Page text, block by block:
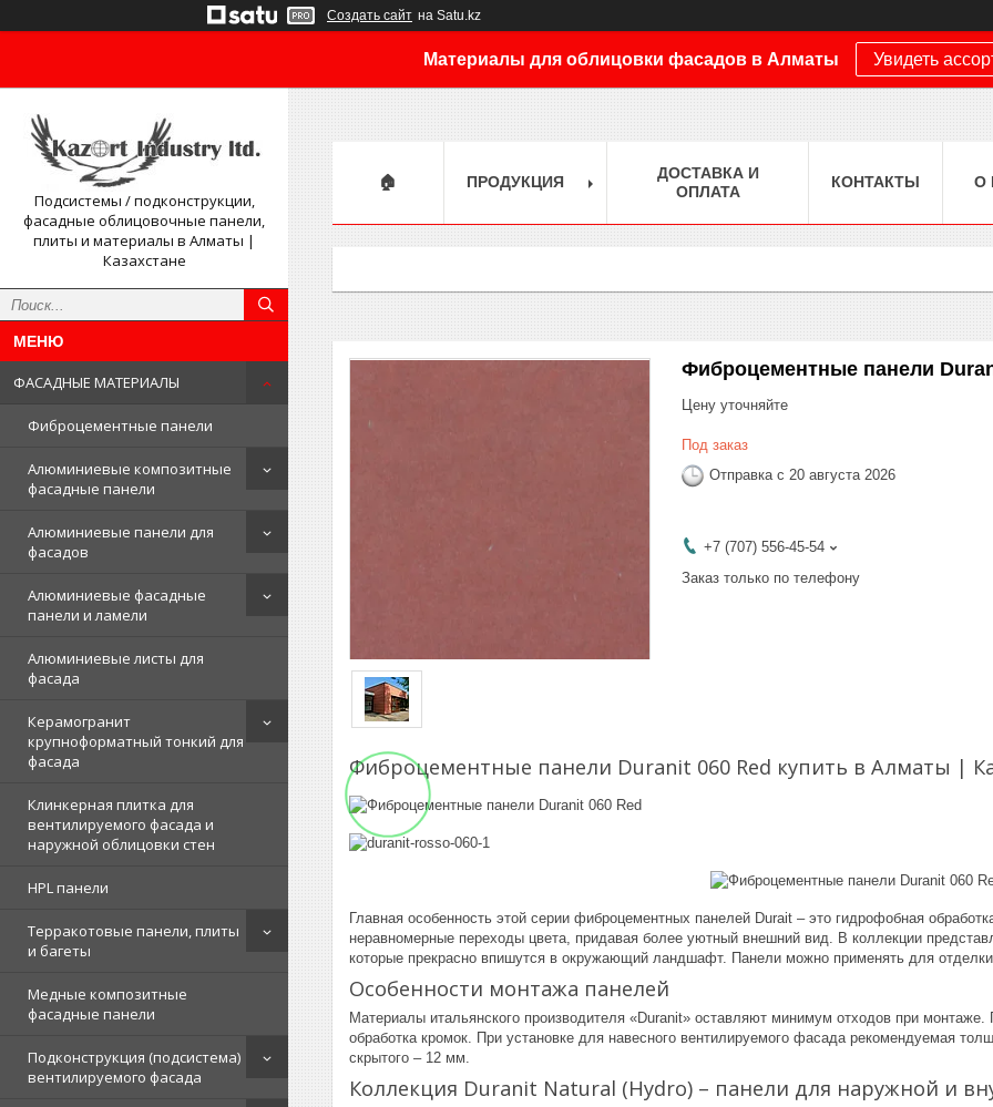
Создать сайт на Satu.kz
Материалы для облицовки фасадов в Алматы Увидеть
Подсистемы / подконструкции,
фасадные облицовочные панели,
плиты и материалы в Алматы |
Казахстане
ФАСАДНЫЕ МАТЕРИАЛЫ
Фиброцементные панели
Алюминиевые композитные
фасадные панели
Алюминиевые панели для
фасадов
Алюминиевые фасадные
панели и ламели
Алюминиевые листы для
фасада
Керамогранит
крупноформатный тонкий для
фасада
Клинкерная плитка для
вентилируемого фасада и
наружной облицовки стен
HPL панели
Терракотовые панели, плиты
и багеты
Медные композитные
фасадные панели
Подконструкция (подсистема)
вентилируемого фасада
🏠 ПРОДУКЦИЯ
ДОСТАВКА И
ОПЛАТА
КОНТАКТЫ О
Фиброцементные панели
Цену уточняйте
Под заказ
Отправка с 20 августа 2026
+7 (707) 556-45-54
Заказ только по телефону
Фиброцементные панели Duranit 060 Red купить в Алматы |
Главная особенность этой серии фиброцементных панелей Durait – это гидрофобная
неравномерные переходы цвета, придавая более уютный внешний вид. В коллекции
которые прекрасно впишутся в окружающий ландшафт. Панели можно применять для
Особенности монтажа панелей
Материалы итальянского производителя «Duranit» оставляют минимум отходов при
обработка кромок. При установке для навесного вентилируемого фасада рекомендуемая
скрытого – 12 мм.
Коллекция Duranit Natural (Hydro) – панели для наружной и